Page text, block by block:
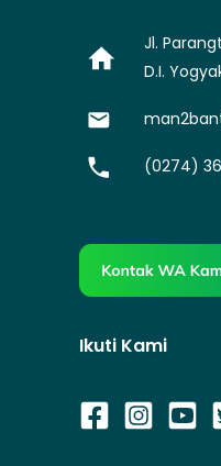
Jl.
D.I.
(0274)
Ikuti Kami